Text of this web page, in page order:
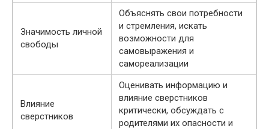
Значимость личной
свободы
Объяснять свои потребности
и стремления, искать
возможности для
самовыражения и
самореализации
Влияние
сверстников
Оценивать информацию и
влияние сверстников
критически, обсуждать с
родителями их опасности и